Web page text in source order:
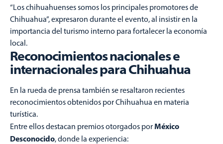
“Los chihuahuenses somos los principales promotores de
Chihuahua”, expresaron durante el evento, al insistir en la
importancia del turismo interno para fortalecer la economía
local.
Reconocimientos nacionales e
internacionales para Chihuahua
En la rueda de prensa también se resaltaron recientes
reconocimientos obtenidos por Chihuahua en materia
turística.
Entre ellos destacan premios otorgados por México
Desconocido, donde la experiencia: